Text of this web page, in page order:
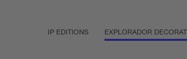
IP EDITIONS EXPLORADOR